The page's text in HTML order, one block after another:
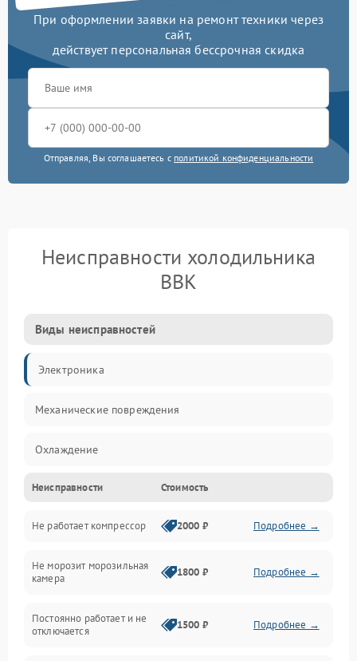
При оформлении заявки на ремонт техники через
сайт,
действует персональная бессрочная скидка
Отправляя, Вы соглашаетесь с политикой конфиденциальности
Неисправности холодильника
BBK
Виды неисправностей
Электроника
Механические повреждения
Охлаждение
Механика
Электропитание
Дренаж
Неисправности Стоимость
Не работает компрессор 2000 ₽ Подробнее →
Не морозит морозильная
камера
1800 ₽ Подробнее →
Постоянно работает и не
отключается
1500 ₽ Подробнее →